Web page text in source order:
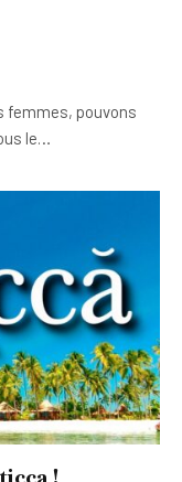
femmes, pouvons
le…
!